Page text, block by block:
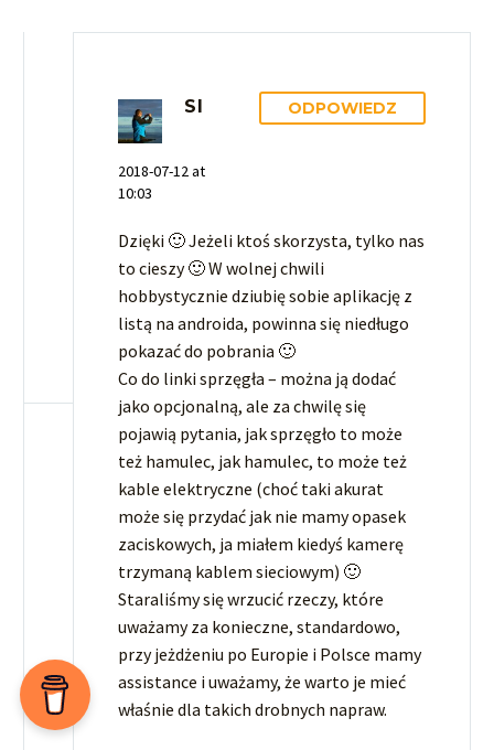
SI
2018-07-12 at
10:03
ODPOWIEDZ
Dzięki 🙂 Jeżeli ktoś skorzysta, tylko nas
to cieszy 🙂 W wolnej chwili
hobbystycznie dziubię sobie aplikację z
listą na androida, powinna się niedługo
pokazać do pobrania 🙂
Co do linki sprzęgła – można ją dodać
jako opcjonalną, ale za chwilę się
pojawią pytania, jak sprzęgło to może
też hamulec, jak hamulec, to może też
kable elektryczne (choć taki akurat
może się przydać jak nie mamy opasek
zaciskowych, ja miałem kiedyś kamerę
trzymaną kablem sieciowym) 🙂
Staraliśmy się wrzucić rzeczy, które
uważamy za konieczne, standardowo,
przy jeżdżeniu po Europie i Polsce mamy
assistance i uważamy, że warto je mieć
właśnie dla takich drobnych napraw.